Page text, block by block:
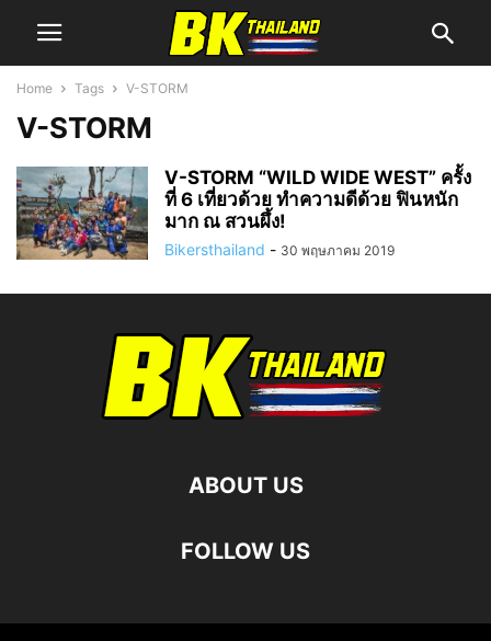
Home Tags V-STORM
V-STORM
V-STORM “WILD WIDE WEST” ครั้ง
ที่ 6 เที่ยวด้วย ทำความดีด้วย ฟินหนัก
มาก ณ สวนผึ้ง!
Bikersthailand - 30 พฤษภาคม 2019
ABOUT US
FOLLOW US